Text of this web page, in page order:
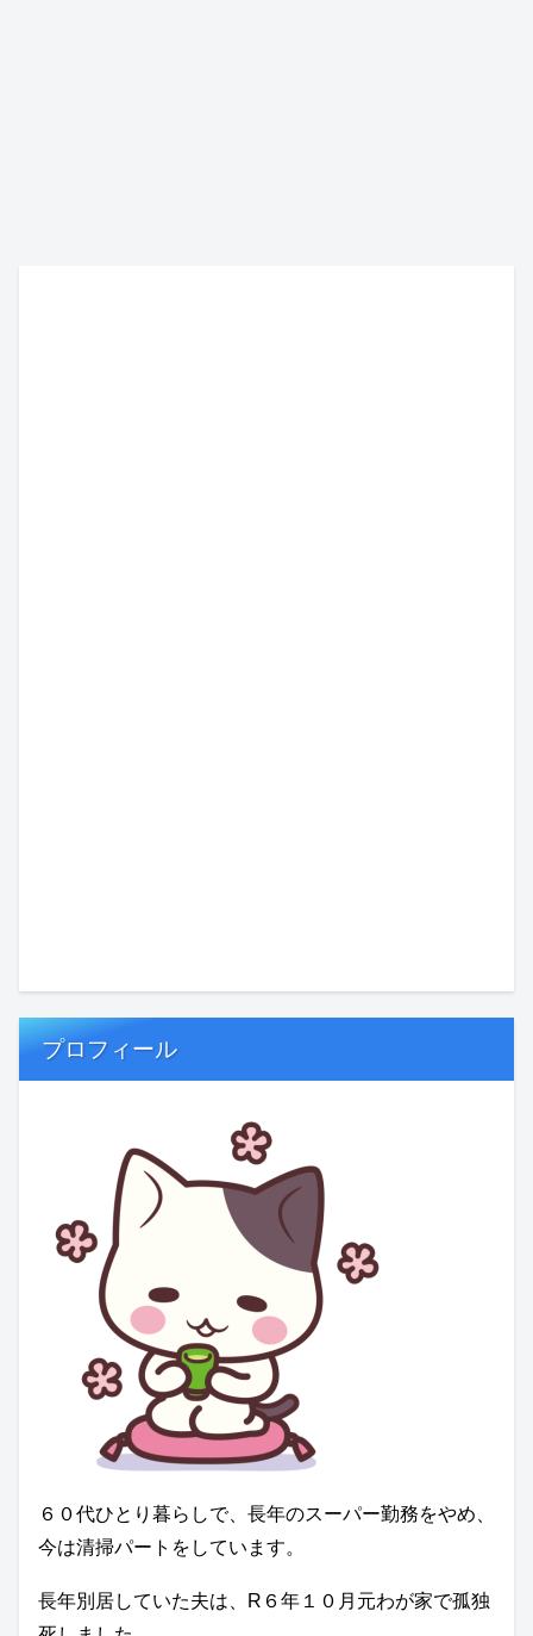
プロフィール
６０代ひとり暮らしで、長年のスーパー勤務をやめ、
今は清掃パートをしています。
長年別居していた夫は、R６年１０月元わが家で孤独